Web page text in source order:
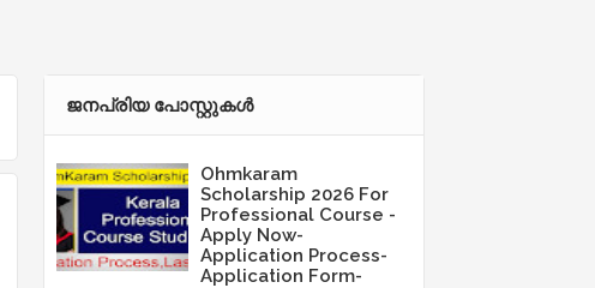
ജനപ്രിയ പോസ്റ്റുകള്‍‌
Ohmkaram
Scholarship 2026 For
Professional Course -
Apply Now-
Application Process-
Application Form-